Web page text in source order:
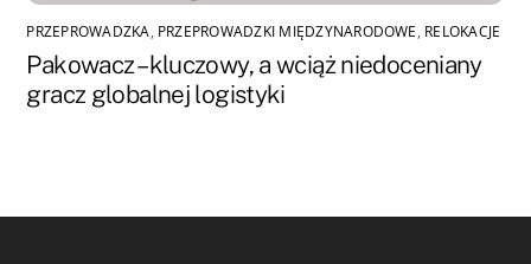
PRZEPROWADZKA, PRZEPROWADZKI MIĘDZYNARODOWE, RELOKACJE
Pakowacz – kluczowy, a wciąż niedoceniany
gracz globalnej logistyki